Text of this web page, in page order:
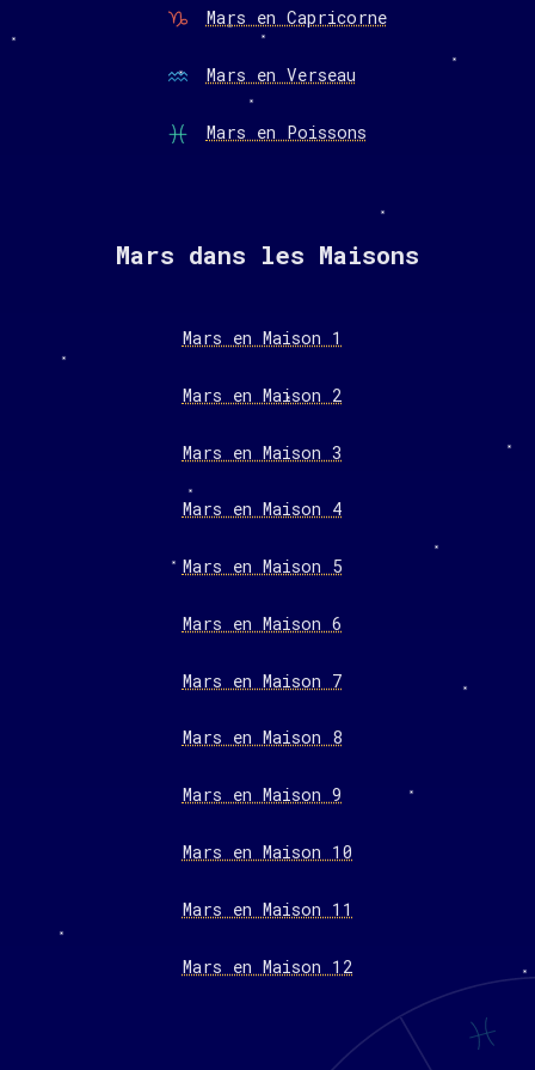
Mars en Capricorne
Mars en Verseau
Mars en Poissons
Mars dans les Maisons
Mars en Maison 1
Mars en Maison 2
Mars en Maison 3
Mars en Maison 4
Mars en Maison 5
Mars en Maison 6
Mars en Maison 7
Mars en Maison 8
Mars en Maison 9
Mars en Maison 10
Mars en Maison 11
Mars en Maison 12